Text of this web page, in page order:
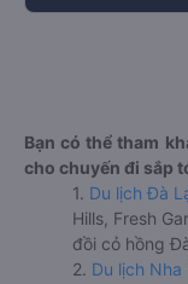
Bạn có thể tham
cho chuyến đi sắp
1. Du lịch Đà
Hills, Fresh
đồi cỏ hồng
2. Du lịch Nha